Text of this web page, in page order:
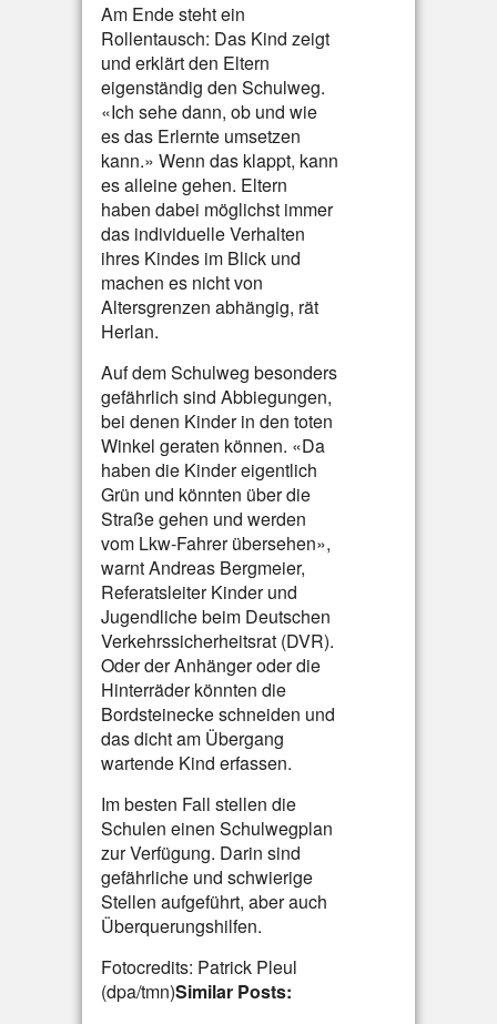
Am Ende steht ein
Rollentausch: Das Kind zeigt
und erklärt den Eltern
eigenständig den Schulweg.
«Ich sehe dann, ob und wie
es das Erlernte umsetzen
kann.» Wenn das klappt, kann
es alleine gehen. Eltern
haben dabei möglichst immer
das individuelle Verhalten
ihres Kindes im Blick und
machen es nicht von
Altersgrenzen abhängig, rät
Herlan.
Auf dem Schulweg besonders
gefährlich sind Abbiegungen,
bei denen Kinder in den toten
Winkel geraten können. «Da
haben die Kinder eigentlich
Grün und könnten über die
Straße gehen und werden
vom Lkw-Fahrer übersehen»,
warnt Andreas Bergmeier,
Referatsleiter Kinder und
Jugendliche beim Deutschen
Verkehrssicherheitsrat (DVR).
Oder der Anhänger oder die
Hinterräder könnten die
Bordsteinecke schneiden und
das dicht am Übergang
wartende Kind erfassen.
Im besten Fall stellen die
Schulen einen Schulwegplan
zur Verfügung. Darin sind
gefährliche und schwierige
Stellen aufgeführt, aber auch
Überquerungshilfen.
Fotocredits: Patrick Pleul
(dpa/tmn)Similar Posts: